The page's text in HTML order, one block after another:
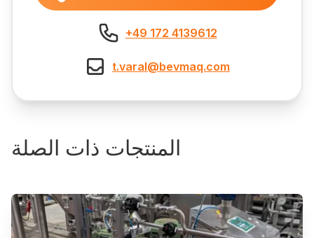
+49 172 4139612
t.varal@bevmaq.com
المنتجات ذات الصلة